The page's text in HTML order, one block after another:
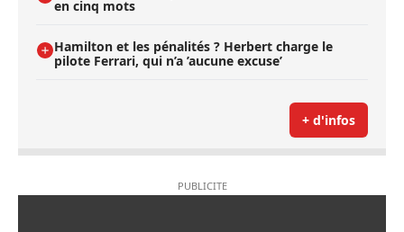
en cinq mots
Hamilton et les pénalités ? Herbert charge le
pilote Ferrari, qui n’a ’aucune excuse’
+ d'infos